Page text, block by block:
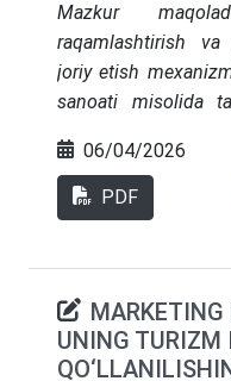
statistikasi
vaznlash modeli
Indeks aqlli shahar
uchun mavjud
ifodalaydi.
Mazkur
raqamlashtirish va
joriy etish
sanoati misolida
boshqaruvida
ahamiyati
yillarda
korxonalarning
menejment
06/04/2026
PDF
MARKETING
UNING TURIZM